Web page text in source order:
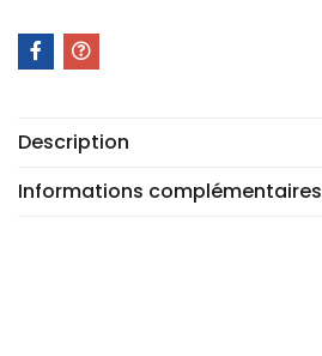
Description
Informations complémentaires